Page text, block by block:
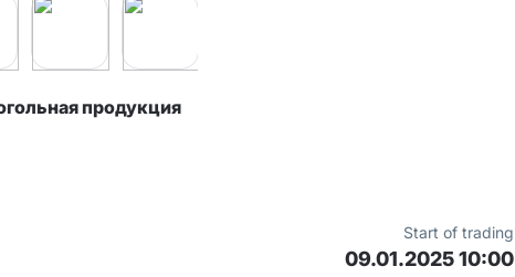
продукция
Start of trading
09.01.2025 10:00